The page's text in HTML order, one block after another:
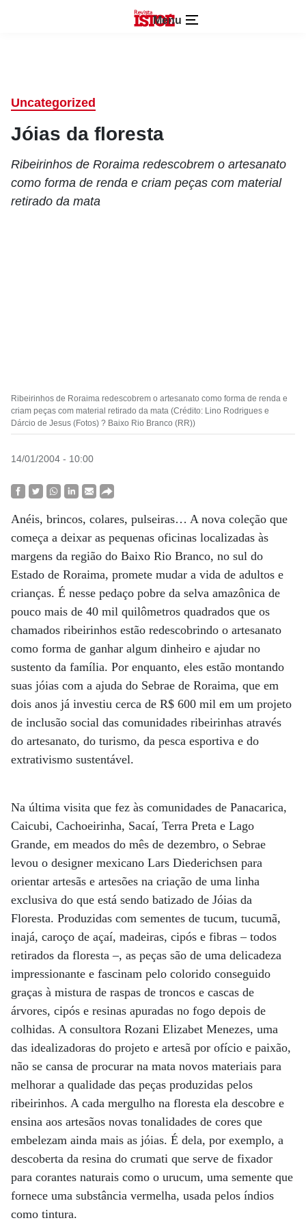
Menu
Uncategorized
Jóias da floresta
Ribeirinhos de Roraima redescobrem o artesanato
como forma de renda e criam peças com material
retirado da mata
Ribeirinhos de Roraima redescobrem o artesanato como forma de renda e
criam peças com material retirado da mata (Crédito: Lino Rodrigues e
Dárcio de Jesus (Fotos) ? Baixo Rio Branco (RR))
14/01/2004 - 10:00
Anéis, brincos, colares, pulseiras… A nova coleção que
começa a deixar as pequenas oficinas localizadas às
margens da região do Baixo Rio Branco, no sul do
Estado de Roraima, promete mudar a vida de adultos e
crianças. É nesse pedaço pobre da selva amazônica de
pouco mais de 40 mil quilômetros quadrados que os
chamados ribeirinhos estão redescobrindo o artesanato
como forma de ganhar algum dinheiro e ajudar no
sustento da família. Por enquanto, eles estão montando
suas jóias com a ajuda do Sebrae de Roraima, que em
dois anos já investiu cerca de R$ 600 mil em um projeto
de inclusão social das comunidades ribeirinhas através
do artesanato, do turismo, da pesca esportiva e do
extrativismo sustentável.
Na última visita que fez às comunidades de Panacarica,
Caicubi, Cachoeirinha, Sacaí, Terra Preta e Lago
Grande, em meados do mês de dezembro, o Sebrae
levou o designer mexicano Lars Diederichsen para
orientar artesãs e artesões na criação de uma linha
exclusiva do que está sendo batizado de Jóias da
Floresta. Produzidas com sementes de tucum, tucumã,
inajá, caroço de açaí, madeiras, cipós e fibras – todos
retirados da floresta –, as peças são de uma delicadeza
impressionante e fascinam pelo colorido conseguido
graças à mistura de raspas de troncos e cascas de
árvores, cipós e resinas apuradas no fogo depois de
colhidas. A consultora Rozani Elizabet Menezes, uma
das idealizadoras do projeto e artesã por ofício e paixão,
não se cansa de procurar na mata novos materiais para
melhorar a qualidade das peças produzidas pelos
ribeirinhos. A cada mergulho na floresta ela descobre e
ensina aos artesãos novas tonalidades de cores que
embelezam ainda mais as jóias. É dela, por exemplo, a
descoberta da resina do crumati que serve de fixador
para corantes naturais como o urucum, uma semente que
fornece uma substância vermelha, usada pelos índios
como tintura.